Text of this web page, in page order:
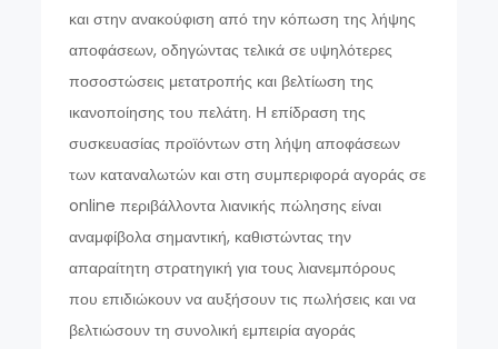
και στην ανακούφιση από την κόπωση της λήψης
αποφάσεων, οδηγώντας τελικά σε υψηλότερες
ποσοστώσεις μετατροπής και βελτίωση της
ικανοποίησης του πελάτη. Η επίδραση της
συσκευασίας προϊόντων στη λήψη αποφάσεων
των καταναλωτών και στη συμπεριφορά αγοράς σε
online περιβάλλοντα λιανικής πώλησης είναι
αναμφίβολα σημαντική, καθιστώντας την
απαραίτητη στρατηγική για τους λιανεμπόρους
που επιδιώκουν να αυξήσουν τις πωλήσεις και να
βελτιώσουν τη συνολική εμπειρία αγοράς